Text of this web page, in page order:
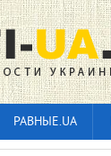
РАВНЫЕ.UA